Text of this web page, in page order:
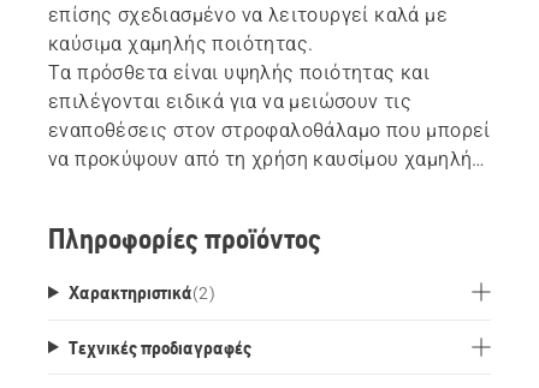
επίσης σχεδιασμένο να λειτουργεί καλά με
καύσιμα χαμηλής ποιότητας.
Τα πρόσθετα είναι υψηλής ποιότητας και
επιλέγονται ειδικά για να μειώσουν τις
εναποθέσεις στον στροφαλοθάλαμο που μπορεί
να προκύψουν από τη χρήση καυσίμου χαμηλής
ολόκληρη τη γκάμα προϊόντων των δίχρονων
χρησιμοποιείται όλη την ημέρα έως
χρησιμοποιείται για βαριές υλοτομίες και
Πληροφορίες προϊόντος
Χαρακτηριστικά(2)
Τεχνικές προδιαγραφές